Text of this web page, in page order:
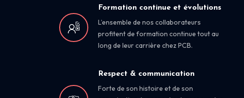
Formation continue et évolutions
L’ensemble de nos collaborateurs
profitent de formation continue tout au
long de leur carrière chez PCB.
Respect & communication
Forte de son histoire et de son